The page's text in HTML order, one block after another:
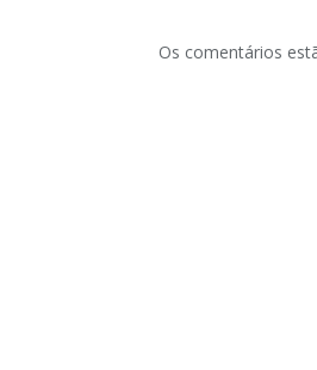
Os comentários